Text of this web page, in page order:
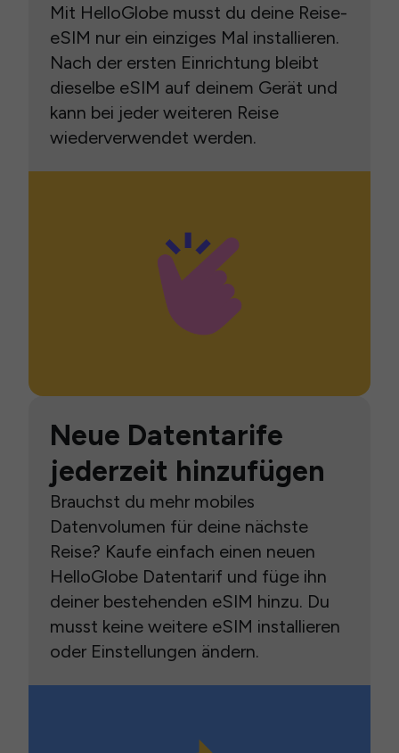
Mit HelloGlobe musst du deine Reise-
eSIM nur ein einziges Mal installieren.
Nach der ersten Einrichtung bleibt
dieselbe eSIM auf deinem Gerät und
kann bei jeder weiteren Reise
wiederverwendet werden.
Neue Datentarife
jederzeit hinzufügen
Brauchst du mehr mobiles
Datenvolumen für deine nächste
Reise? Kaufe einfach einen neuen
HelloGlobe Datentarif und füge ihn
deiner bestehenden eSIM hinzu. Du
musst keine weitere eSIM installieren
oder Einstellungen ändern.